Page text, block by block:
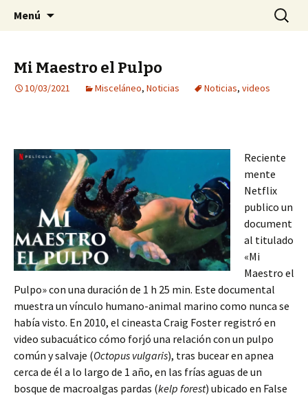
SMACH
Sociedad Malacológica de Chile
Menú Buscar:
Mi Maestro el Pulpo
10/03/2021 Misceláneo, Noticias Noticias, videos
Reciente
mente
Netflix
publico un
document
al titulado
«Mi
Maestro el
Pulpo» con una duración de 1 h 25 min. Este documental
muestra un vínculo humano-animal marino como nunca se
había visto. En 2010, el cineasta Craig Foster registró en
video subacuático cómo forjó una relación con un pulpo
común y salvaje (Octopus vulgaris), tras bucear en apnea
cerca de él a lo largo de 1 año, en las frías aguas de un
bosque de macroalgas pardas (kelp forest) ubicado en False